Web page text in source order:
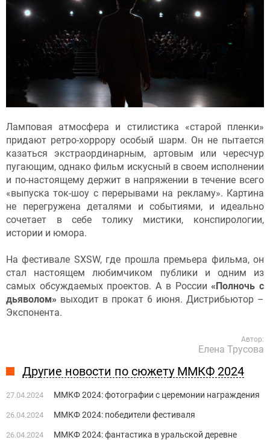
Ламповая атмосфера и стилистика «старой пленки»
придают ретро-хоррору особый шарм. Он не пытается
казаться экстраординарным, артовым или чересчур
пугающим, однако фильм искусный в своем исполнении
и по-настоящему держит в напряжении в течение всего
«выпуска ток-шоу с перерывами на рекламу». Картина
не перегружена деталями и событиями, и идеально
сочетает в себе толику мистики, конспирологии,
истории и юмора.
На фестивале SXSW, где прошла премьера фильма, он
стал настоящем любимчиком публики и одним из
самых обсуждаемых проектов. А в России«Полночь с
дьяволом» выходит в прокат 6 июня. Дистрибьютор –
Экспонента.
Автор:
Елена Трусова
Другие новости по сюжету ММКФ 2024
27.04.2024 ММКФ 2024: фотографии с церемонии награждения
26.04.2024 ММКФ 2024: победители фестиваля
26.04.2024 ММКФ 2024: фантастика в уральской деревне